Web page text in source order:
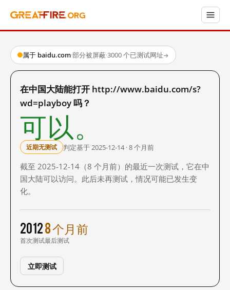
属于 baidu.com·部分被屏蔽·3000 个已测试网址→
在中国大陆能打开 http://www.baidu.com/s?
wd=playboy 吗？
可以。
近期无测试 判定基于 2025-12-14 · 8 个月前
截至 2025-12-14（8 个月前）的最近一次测试，它在中
国大陆可以访问。此后未再测试，情况可能已发生变
化。
2012
首次测试
8 个月前
最后测试
立即测试